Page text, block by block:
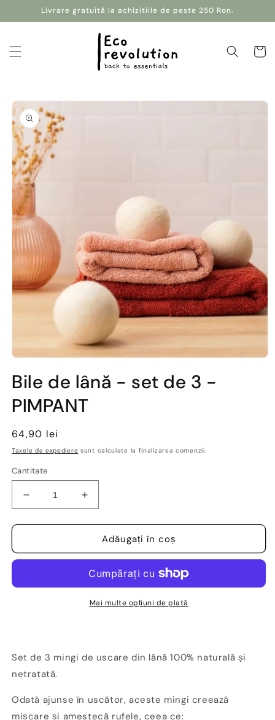
Salt la
conținut
Livrare gratuită la achizitiile de peste 250 Ron.
Coș
informațiile
despre
produs
media
1
într-
o
Bile de lână - set de 3 -
PIMPANT
Preț
obișnuit
64,90 lei
Taxele de expediere sunt calculate la finalizarea comenzii.
Cantitate
Reduceți
cantitatea
pentru
de
set
Creșteți
cantitatea
pentru
de
set
de
Adăugați în coș
Mai multe opțiuni de plată
Set de 3 mingi de uscare din lână 100% naturală și
netratată.
Odată ajunse în uscător, aceste mingi creează
mișcare și amestecă rufele, ceea ce: